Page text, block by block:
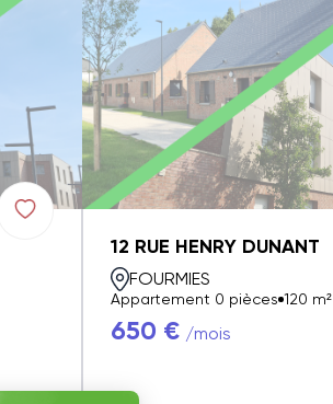
12 RUE HENRY DUNANT
FOURMIES
Appartement 0 pièces 120 m²
650 € /mois